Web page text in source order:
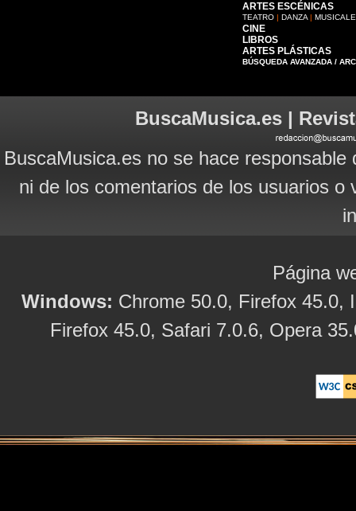
ARTES ESCÉNICAS
TEATRO | DANZA |
CINE
LIBROS
ARTES PLÁSTICAS
BÚSQUEDA AVANZADA /
BuscaMusica.es |
BuscaMusica.es no se hace
ni de los comentarios de los usuarios
Página
Windows: Chrome 50.0, Firefox 45.0,
Firefox 45.0, Safari 7.0.6, Opera